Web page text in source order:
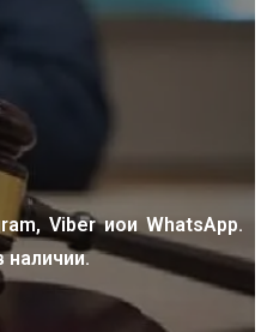
Viber иои WhatsApp.
наличии.